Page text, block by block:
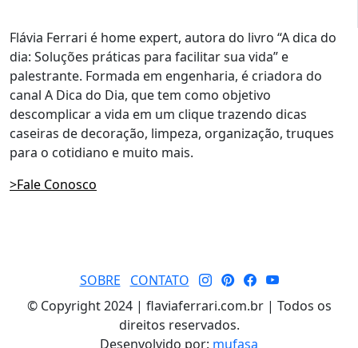
Flávia Ferrari é home expert, autora do livro “A dica do
dia: Soluções práticas para facilitar sua vida” e
palestrante. Formada em engenharia, é criadora do
canal A Dica do Dia, que tem como objetivo
descomplicar a vida em um clique trazendo dicas
caseiras de decoração, limpeza, organização, truques
para o cotidiano e muito mais.
>Fale Conosco
SOBRE
CONTATO
© Copyright 2024 | flaviaferrari.com.br | Todos os
direitos reservados.
Desenvolvido por: mufasa